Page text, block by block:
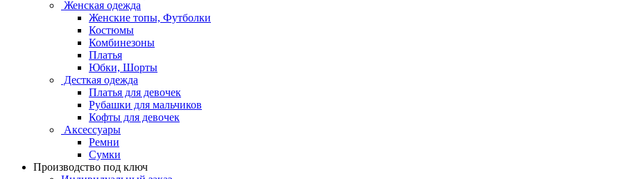
Женская одежда
Женские топы, Футболки
Костюмы
Комбинезоны
Платья
Юбки, Шорты
Десткая одежда
Платья для девочек
Рубашки для мальчиков
Кофты для девочек
Аксессуары
Ремни
Сумки
Производство под ключ